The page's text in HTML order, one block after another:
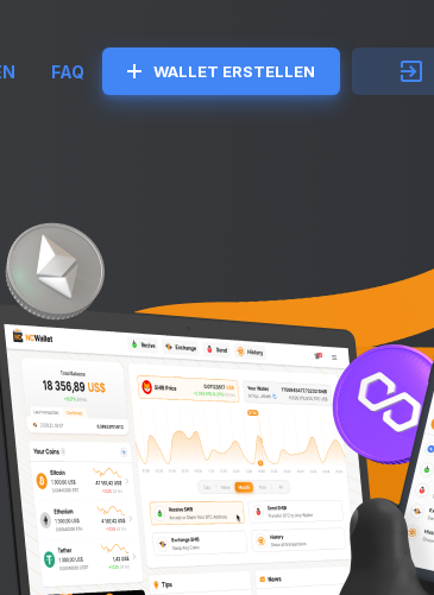
FAQ WALLET ERSTELLEN